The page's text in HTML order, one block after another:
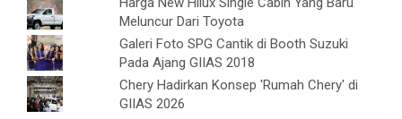
Meluncur Dari Toyota
Galeri Foto SPG Cantik di Booth Suzuki
Pada Ajang GIIAS 2018
Chery Hadirkan Konsep 'Rumah Chery' di
GIIAS 2026